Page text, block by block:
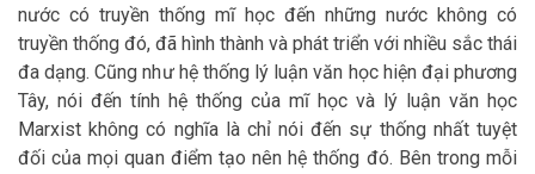
nước có truyền thống mĩ học đến những nước không có
truyền thống đó, đã hình thành và phát triển với nhiều sắc thái
đa dạng. Cũng như hệ thống lý luận văn học hiện đại phương
Tây, nói đến tính hệ thống của mĩ học và lý luận văn học
Marxist không có nghĩa là chỉ nói đến sự thống nhất tuyệt
đối của mọi quan điểm tạo nên hệ thống đó. Bên trong mỗi